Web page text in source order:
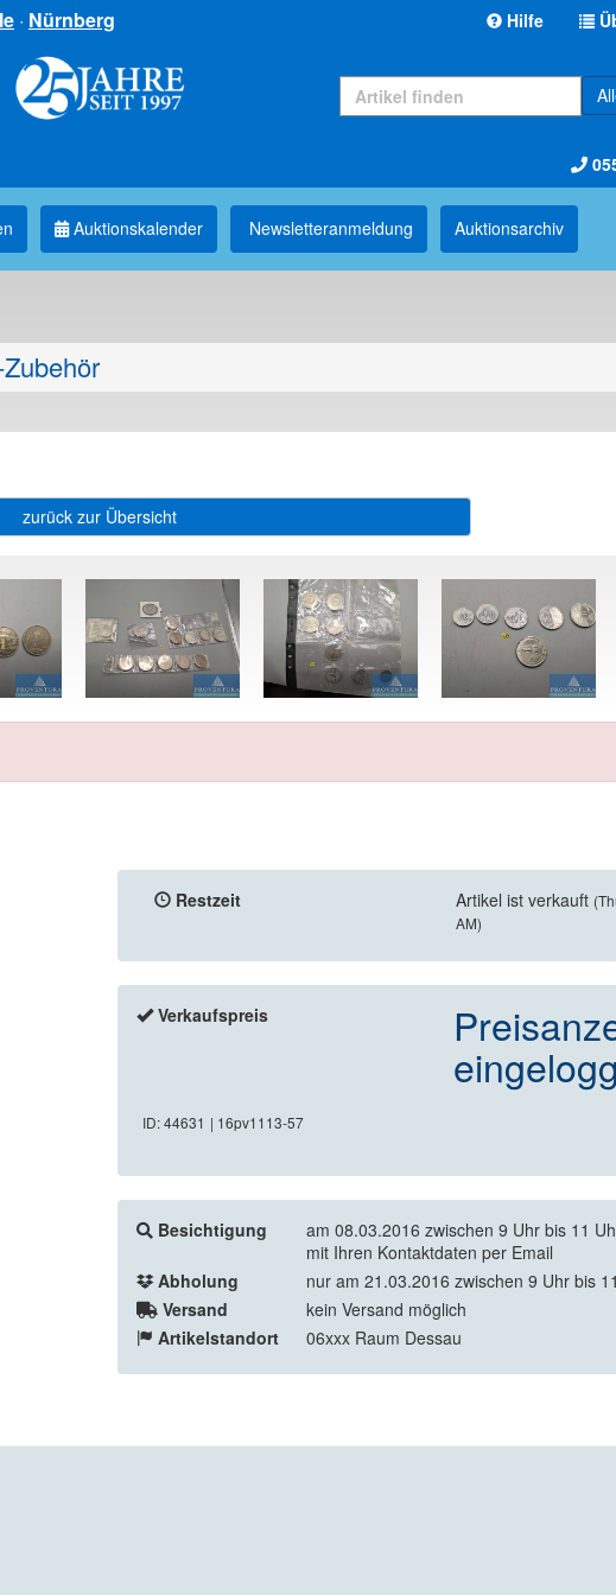
· Nürnberg Hilfe
Auktionskalender Newsletter­anmeldung Auktions­archiv
zurück zur Übersicht
Restzeit Artikel ist verkauft
AM)
Verkaufspreis
ID: 44631 | 16pv1113-57
Besichtigung
am 08.03.2016 zwischen 9 Uhr bis 11
mit Ihren Kontaktdaten per Email
Abholung
nur am 21.03.2016 zwischen 9 Uhr bis
Versand
kein Versand möglich
Artikelstandort
06xxx Raum Dessau